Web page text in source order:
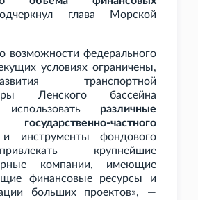
глава Морской
возможности федерального
условиях ограничены,
транспортной
Ленского бассейна
использовать различные
частного
инструменты фондового
крупнейшие
компании, имеющие
финансовые ресурсы и
больших проектов», —